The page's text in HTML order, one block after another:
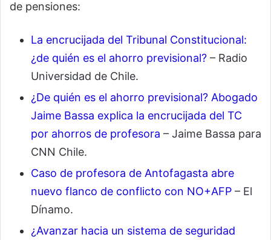
de pensiones:
La encrucijada del Tribunal Constitucional:
¿de quién es el ahorro previsional? – Radio
Universidad de Chile.
¿De quién es el ahorro previsional? Abogado
Jaime Bassa explica la encrucijada del TC
por ahorros de profesora – Jaime Bassa para
CNN Chile.
Caso de profesora de Antofagasta abre
nuevo flanco de conflicto con NO+AFP – El
Dínamo.
¿Avanzar hacia un sistema de seguridad